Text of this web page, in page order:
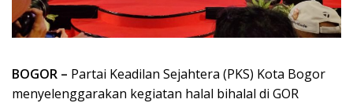
BOGOR – Partai Keadilan Sejahtera (PKS) Kota Bogor
menyelenggarakan kegiatan halal bihalal di GOR